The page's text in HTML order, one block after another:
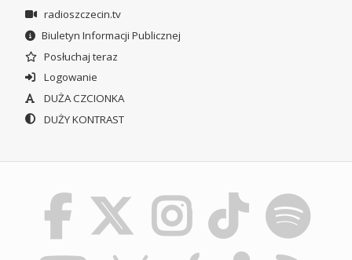
radioszczecin.tv
Biuletyn Informacji Publicznej
Posłuchaj teraz
Logowanie
DUŻA CZCIONKA
DUŻY KONTRAST